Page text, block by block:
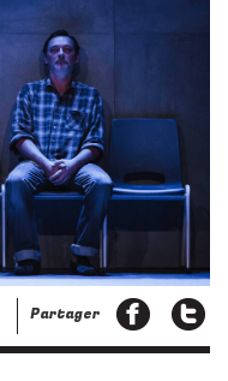
Partager